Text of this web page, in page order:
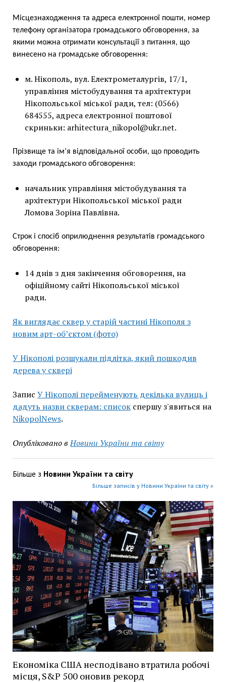
Місцезнаходження та адреса електронної пошти, номер
телефону організатора громадського обговорення, за
якими можна отримати консультації з питання, що
винесено на громадське обговорення:
м. Нікополь, вул. Електрометалургів, 17/1,
управління містобудування та архітектури
Нікопольської міської ради, тел: (0566)
684555, адреса електронної поштової
скриньки: arhitectura_nikopol@ukr.net.
Прізвище та ім’я відповідальної особи, що проводить
заходи громадського обговорення:
начальник управління містобудування та
архітектури Нікопольської міської ради
Ломова Зоріна Павлівна.
Строк і спосіб оприлюднення результатів громадського
обговорення:
14 днів з дня закінчення обговорення, на
офіційному сайті Нікопольської міської
ради.
Як виглядає сквер у старій частині Нікополя з
новим арт-об’єктом (фото)
У Нікополі розшукали підлітка, який пошкодив
дерева у сквері
Запис У Нікополі перейменують декілька вулиць і
дадуть назви скверам: списокспершу з'явиться на
NikopolNews.
Опубліковано в Новини України та світу
Більше з Новини України та світу
Більше записів у Новини України та світу »
Економіка США несподівано втратила робочі
місця, S&P 500 оновив рекорд